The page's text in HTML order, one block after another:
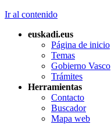
Ir al contenido
euskadi.eus
Página de inicio
Temas
Gobierno Vasco
Trámites
Herramientas
Contacto
Buscador
Mapa web